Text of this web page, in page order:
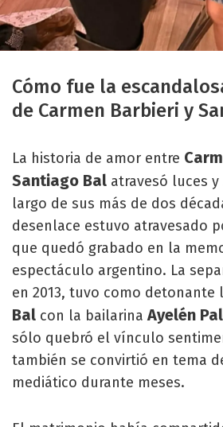
Cómo fue la
de Carmen Barbieri y
La historia de amor entre
Santiago Bal atravesó luces
largo de sus más de dos
desenlace estuvo atravesado
que quedó grabado en la
espectáculo argentino. La
en 2013, tuvo como detonante
Bal con la bailarinaAyelén
sólo quebró el vínculo
también se convirtió en tema
mediático durante meses.